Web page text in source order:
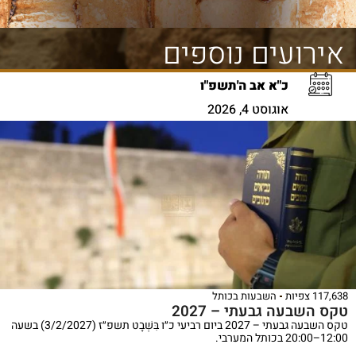
אירועים נוספים
כ"א אב ה'תשפ"ו
אוגוסט 4, 2026
117,638 צפיות השבעות בכותל
טקס השבעה גבעתי – 2027
טקס השבעה גבעתי – 2027 ביום רביעי כ״ו בִּשְׁבָט תשפ״ז (3/2/2027) בשעה
12:00–20:00 בכותל המערבי.